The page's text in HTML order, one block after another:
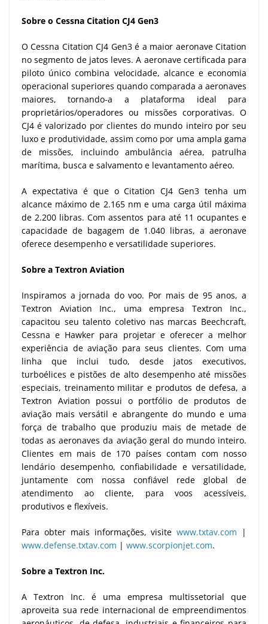
Sobre o Cessna Citation CJ4 Gen3
O Cessna Citation CJ4 Gen3 é a maior aeronave Citation
no segmento de jatos leves. A aeronave certificada para
piloto único combina velocidade, alcance e economia
operacional superiores quando comparada a aeronaves
maiores, tornando-a a plataforma ideal para
proprietários/operadores ou missões corporativas. O
CJ4 é valorizado por clientes do mundo inteiro por seu
luxo e produtividade, assim como por uma ampla gama
de missões, incluindo ambulância aérea, patrulha
marítima, busca e salvamento e levantamento aéreo.
A expectativa é que o Citation CJ4 Gen3 tenha um
alcance máximo de 2.165 nm e uma carga útil máxima
de 2.200 libras. Com assentos para até 11 ocupantes e
capacidade de bagagem de 1.040 libras, a aeronave
oferece desempenho e versatilidade superiores.
Sobre a Textron Aviation
Inspiramos a jornada do voo. Por mais de 95 anos, a
Textron Aviation Inc., uma empresa Textron Inc.,
capacitou seu talento coletivo nas marcas Beechcraft,
Cessna e Hawker para projetar e oferecer a melhor
experiência de aviação para seus clientes. Com uma
linha que inclui tudo, desde jatos executivos,
turboélices e pistões de alto desempenho até missões
especiais, treinamento militar e produtos de defesa, a
Textron Aviation possui o portfólio de produtos de
aviação mais versátil e abrangente do mundo e uma
força de trabalho que produziu mais de metade de
todas as aeronaves da aviação geral do mundo inteiro.
Clientes em mais de 170 países contam com nosso
lendário desempenho, confiabilidade e versatilidade,
juntamente com nossa confiável rede global de
atendimento ao cliente, para voos acessíveis,
produtivos e flexíveis.
Para obter mais informações, visitewww.txtav.com |
www.defense.txtav.com | www.scorpionjet.com.
Sobre a Textron Inc.
A Textron Inc. é uma empresa multissetorial que
aproveita sua rede internacional de empreendimentos